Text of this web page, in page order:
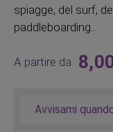
spiagge, del surf,
paddleboarding...
A partire da
Avvisami